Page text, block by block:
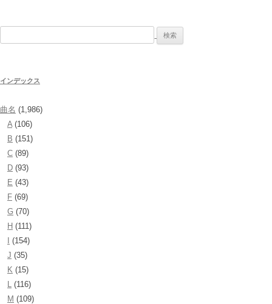
インデックス
曲名 (1,986)
A(106)
B (151)
C (89)
D (93)
E (43)
F (69)
G (70)
H (111)
(154)
J (35)
K (15)
L (116)
M (109)